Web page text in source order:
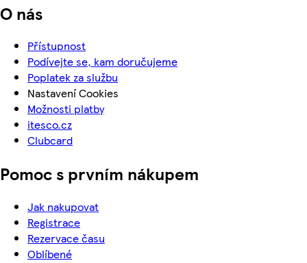
O nás
Přístupnost
Podívejte se, kam doručujeme
Poplatek za službu
Nastavení Cookies
Možnosti platby
itesco.cz
Clubcard
Pomoc s prvním nákupem
Jak nakupovat
Registrace
Rezervace času
Oblíbené